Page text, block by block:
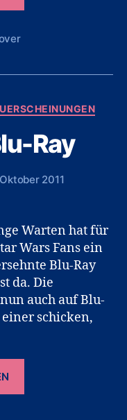
Ray
2011
Warten hat für
Wars Fans ein
Blu-Ray
da. Die
auch auf Blu-
schicken,